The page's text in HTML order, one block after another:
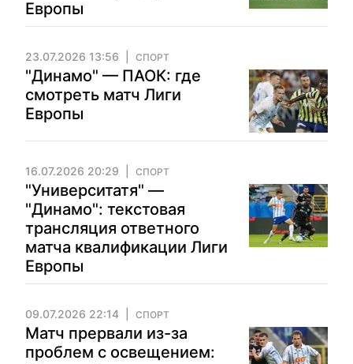
Европы
23.07.2026 13:56 СПОРТ
"Динамо" — ПАОК: где
смотреть матч Лиги
Европы
16.07.2026 20:29 СПОРТ
"Университатя" —
"Динамо": текстовая
трансляция ответного
матча квалификации Лиги
Европы
09.07.2026 22:14 СПОРТ
Матч прервали из-за
проблем с освещением: